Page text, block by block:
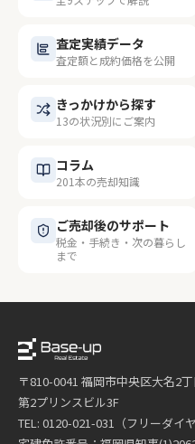
査定実績データ
査定額と成約価格を公開
きっかけから探す
13の状況別にご案内
コラム
201本の売却知識
ご売却後のサポート
税金・手続き・次の暮らし
まで
〒810-0041 福岡市中央区大名2
第2プリンスビル3F
TEL: 0120-021-031（フリーダイヤ